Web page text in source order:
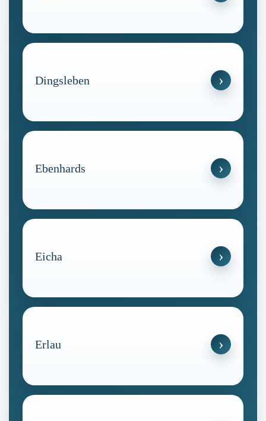
Dingsleben
Ebenhards
Eicha
Erlau